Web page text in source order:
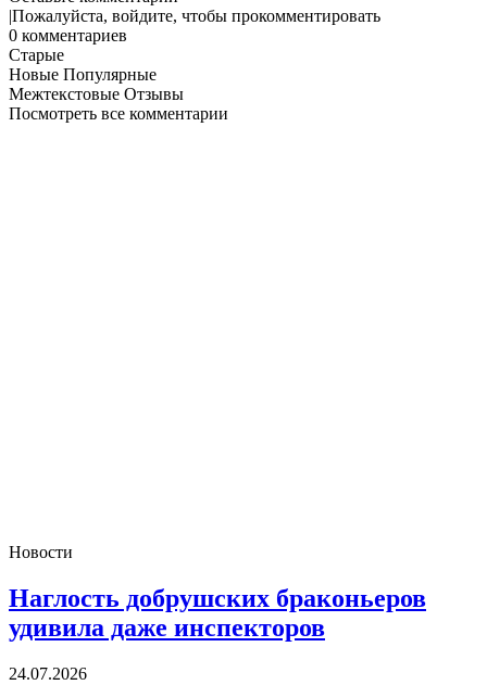
|Пожалуйста, войдите, чтобы прокомментировать
0 комментариев
Старые
Новые Популярные
Межтекстовые Отзывы
Посмотреть все комментарии
Новости
Наглость добрушских браконьеров
удивила даже инспекторов
24.07.2026